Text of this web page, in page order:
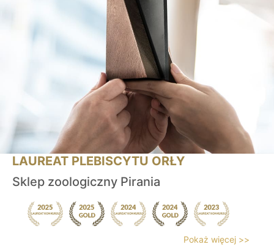
LAUREAT PLEBISCYTU ORŁY
Sklep zoologiczny Pirania
Pokaż więcej >>